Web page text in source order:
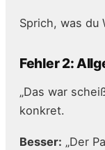
Sprich, was du
Fehler 2:
„Das war
konkret.
Besser: „Der